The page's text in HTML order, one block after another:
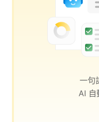
一句
AI 自